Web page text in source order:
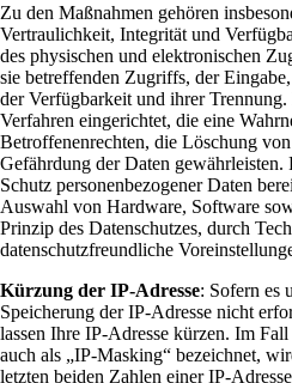
Zu den Maßnahmen gehören
Vertraulichkeit, Integrität und
des physischen und elektronischen
sie betreffenden Zugriffs, der
der Verfügbarkeit und ihrer
Verfahren eingerichtet, die eine
Betroffenenrechten, die Löschung
Gefährdung der Daten
Schutz personenbezogener Daten
Auswahl von Hardware, Software
Prinzip des Datenschutzes, durch
datenschutzfreundliche
Kürzung der IP-Adresse: Sofern es
Speicherung der IP-Adresse nicht
lassen Ihre IP-Adresse kürzen. Im
auch als „IP-Masking“ bezeichnet,
letzten beiden Zahlen einer IP-